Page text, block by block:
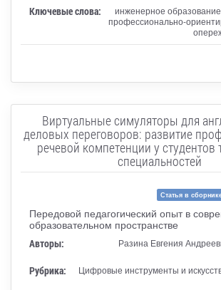
Ключевые слова:
инженерное
профессионально-
Виртуальные симуляторы для
деловых переговоров: развитие
речевой компетенции у студентов
специальностей
Статья в
Передовой педагогический опыт в
образовательном пространстве
Авторы:
Разина Евгения
Рубрика:
Цифровые инструменты и